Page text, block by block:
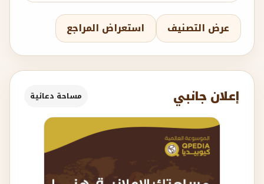
عرض التصنيف استعراض المراجع
إعلان جانبي مساحة دعائية